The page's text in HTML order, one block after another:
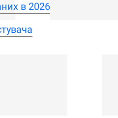
в 2026